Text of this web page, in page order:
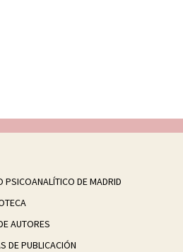
PSICOANALÍTICO DE MADRID
AUTORES
DE PUBLICACIÓN